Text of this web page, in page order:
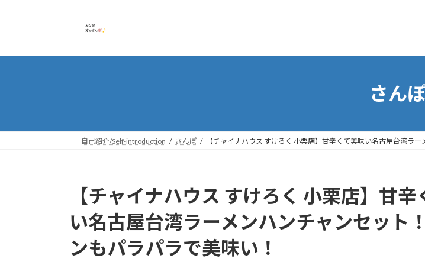
プ
動
さん
自己紹介/Self-introduction さんぽ 【チャイナハウス すけろく 小栗店】甘辛くて美味い名古屋台湾ラ
【チャイナハウス すけろく 小栗店】甘辛
い名古屋台湾ラーメンハンチャンセット
ンもパラパラで美味い！